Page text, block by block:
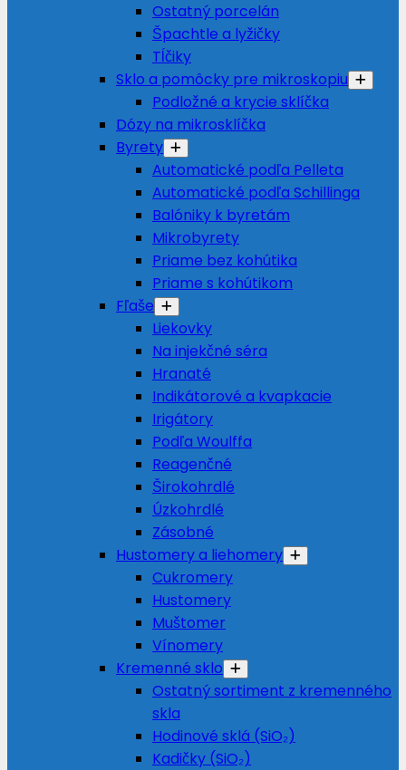
Ostatný porcelán
Špachtle a lyžičky
Tĺčiky
Sklo a pomôcky pre mikroskopiu
Podložné a krycie sklíčka
Dózy na mikrosklíčka
Byrety
Automatické podľa Pelleta
Automatické podľa Schillinga
Balóniky k byretám
Mikrobyrety
Priame bez kohútika
Priame s kohútikom
Fľaše
Liekovky
Na injekčné séra
Hranaté
Indikátorové a kvapkacie
Irigátory
Podľa Woulffa
Reagenčné
Širokohrdlé
Úzkohrdlé
Zásobné
Hustomery a liehomery
Cukromery
Hustomery
Muštomer
Vínomery
Kremenné sklo
Ostatný sortiment z kremenného
skla
Hodinové sklá (SiO₂)
Kadičky (SiO₂)